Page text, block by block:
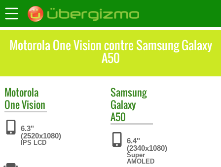
Motorola One Vision contre Samsung Galaxy
A50
Motorola
One Vision
6.3"
(2520x1080)
IPS LCD
Samsung
Galaxy
A50
6.4"
(2340x1080)
Super
AMOLED